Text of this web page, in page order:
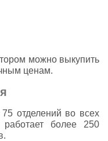
можно выкупить
ценам.
отделений во всех
более 250